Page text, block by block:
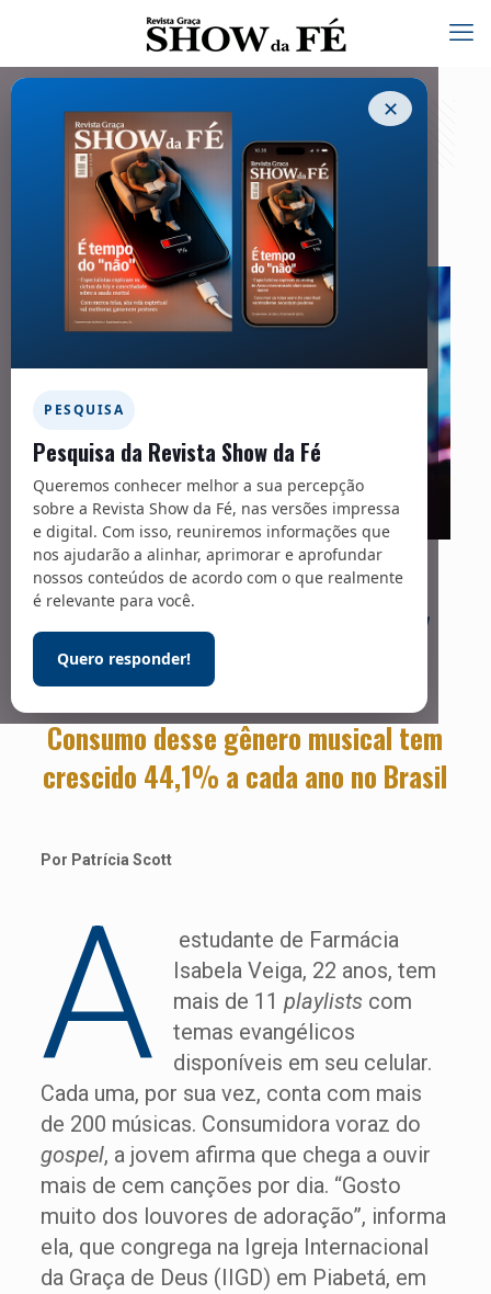
✕
PESQUISA
Pesquisa da Revista Show da Fé
Queremos conhecer melhor a sua percepção
sobre a Revista Show da Fé, nas versões impressa
e digital. Com isso, reuniremos informações que
nos ajudarão a alinhar, aprimorar e aprofundar
nossos conteúdos de acordo com o que realmente
é relevante para você.
Quero responder!
Capa | Gospel
01/06/2020
Foto: Matt Botsford / Unsplash
Explosão
Consumo desse gênero musical tem
crescido 44,1% a cada ano no Brasil
Por Patrícia Scott
A
estudante de Farmácia
Isabela Veiga, 22 anos, tem
mais de 11 playlists com
temas evangélicos
disponíveis em seu celular.
Cada uma, por sua vez, conta com mais
de 200 músicas. Consumidora voraz do
gospel, a jovem afirma que chega a ouvir
mais de cem canções por dia. “Gosto
muito dos louvores de adoração”, informa
ela, que congrega na Igreja Internacional
da Graça de Deus (IIGD) em Piabetá, em